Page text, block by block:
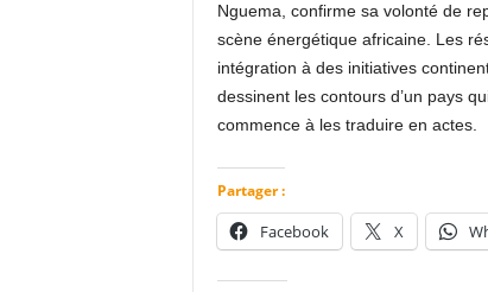
Nguema, confirme sa volonté de
scène énergétique africaine. Les
intégration à des initiatives
dessinent les contours d’un pays
commence à les traduire en actes.
Partager :
Facebook X